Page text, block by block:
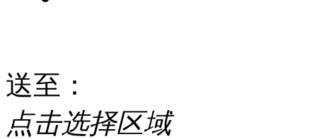
送至 ：
点击选择区域